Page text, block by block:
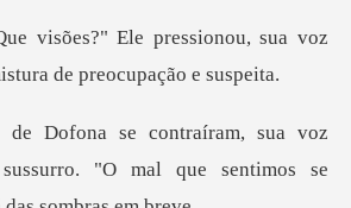
ressionou, sua voz
voz
"O mal que sentimo